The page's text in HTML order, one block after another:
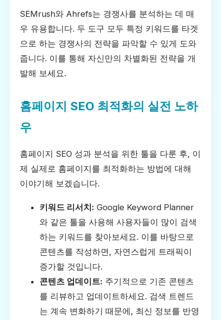
SEMrush와 Ahrefs는 경쟁사를 분석하는 데 매
우 유용합니다. 두 도구 모두 특정 키워드를 타겟
으로 하는 경쟁사의 전략을 파악할 수 있게 도와
줍니다. 이를 통해 자신만의 차별화된 전략을 개
발해 보세요.
홈페이지 SEO 최적화의 실전 노하
우
홈페이지 SEO 성과 분석을 위한 툴을 다룬 후, 이
제 실제로 홈페이지를 최적화하는 방법에 대해
이야기해 보겠습니다.
키워드 리서치: Google Keyword Planner
와 같은 툴을 사용해 사용자들이 많이 검색
하는 키워드를 찾아보세요. 이를 바탕으로
콘텐츠를 작성하면, 자연스럽게 트래픽이
증가할 것입니다.
콘텐츠 업데이트: 주기적으로 기존 콘텐츠
를 리뷰하고 업데이트하세요. 검색 트렌드
는 계속 변화하기 때문에, 최신 정보를 반영